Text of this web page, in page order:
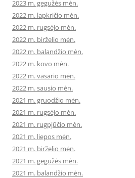
2023 m. gegužės mėn.
2022 m. lapkričio mėn.
2022 m. rugsėjo mėn.
2022 m. birželio mėn.
2022 m. balandžio mėn.
2022 m. kovo mėn.
2022 m. vasario mėn.
2022 m. sausio mėn.
2021 m. gruodžio mėn.
2021 m. rugsėjo mėn.
2021 m. rugpjūčio mėn.
2021 m. liepos mėn.
2021 m. birželio mėn.
2021 m. gegužės mėn.
2021 m. balandžio mėn.